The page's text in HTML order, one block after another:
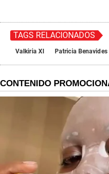
TAGS RELACIONADOS
Valkiria XI Patricia Benavides